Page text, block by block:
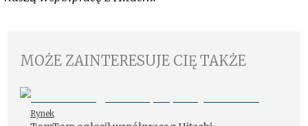
MOŻE ZAINTERESUJE CIĘ TAKŻE
Rynek